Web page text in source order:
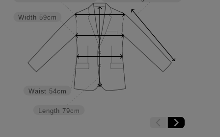
Length 79cm
Waist 54cm
Width 59cm